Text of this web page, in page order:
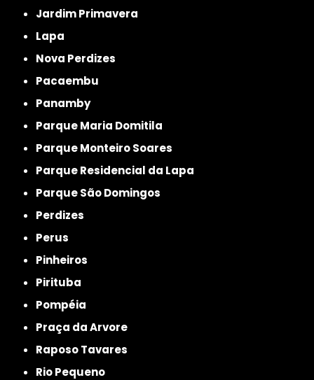
Jardim Primavera
Lapa
Nova Perdizes
Pacaembu
Panamby
Parque Maria Domitila
Parque Monteiro Soares
Parque Residencial da Lapa
Parque São Domingos
Perdizes
Perus
Pinheiros
Pirituba
Pompéia
Praça da Arvore
Raposo Tavares
Rio Pequeno